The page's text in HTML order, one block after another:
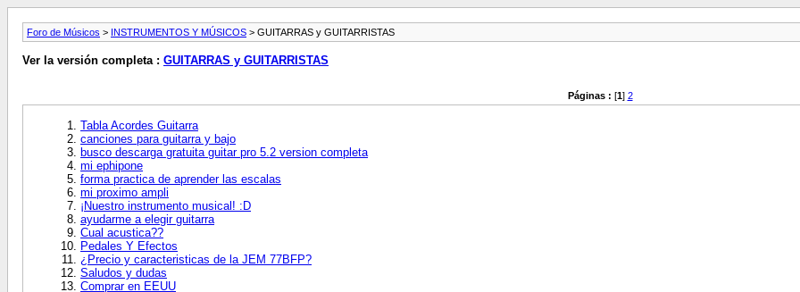
Foro de Músicos > INSTRUMENTOS Y MÚSICOS > GUITARRAS y GUITARRISTAS
Ver la versión completa : GUITARRAS y GUITARRISTAS
Páginas : [1] 2
Tabla Acordes Guitarra
canciones para guitarra y bajo
busco descarga gratuita guitar pro 5.2 version completa
mi ephipone
forma practica de aprender las escalas
mi proximo ampli
¡Nuestro instrumento musical! :D
ayudarme a elegir guitarra
Cual acustica??
Pedales Y Efectos
¿Precio y caracteristicas de la JEM 77BFP?
Saludos y dudas
Comprar en EEUU